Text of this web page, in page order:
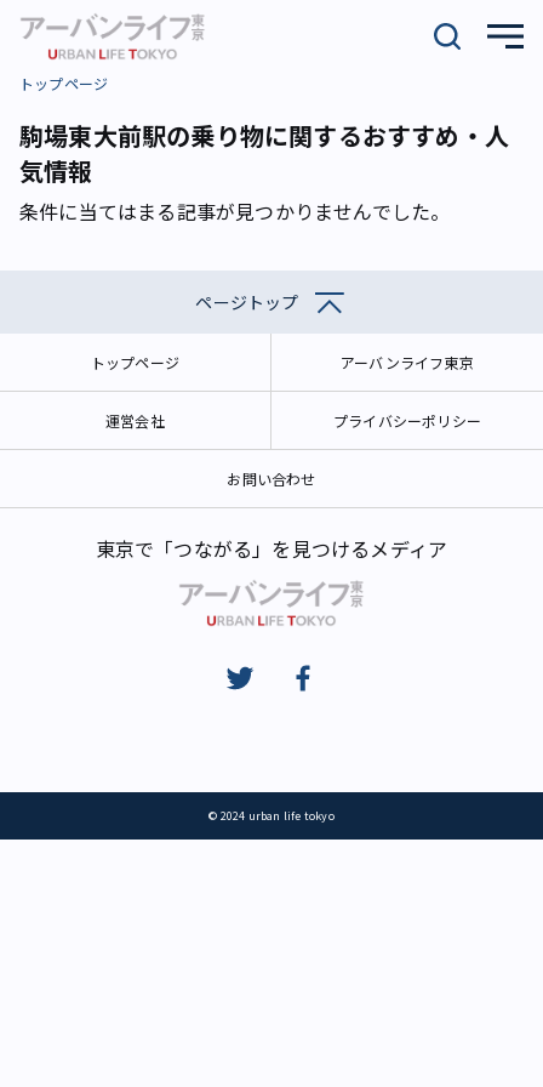
トップページ
駒場東大前駅の乗り物に関するおすすめ・人
気情報
条件に当てはまる記事が見つかりませんでした。
ページトップ
トップページ アーバンライフ東京
運営会社 プライバシーポリシー
お問い合わせ
東京で「つながる」を見つけるメディア
© 2024 urban life tokyo